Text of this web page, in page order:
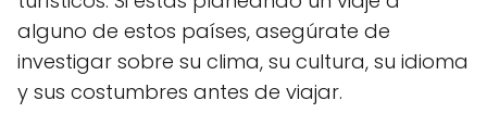
alguno de estos países, asegúrate de
investigar sobre su clima, su cultura, su idioma
y sus costumbres antes de viajar.